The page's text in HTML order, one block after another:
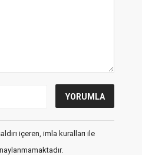
içeren, imla kuralları ile